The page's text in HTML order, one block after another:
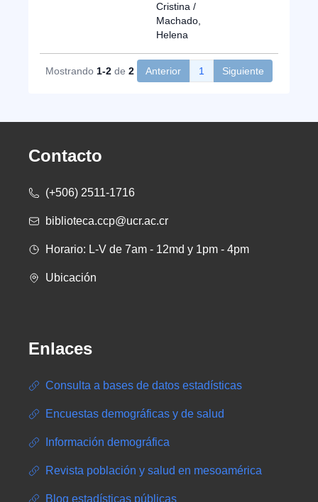
Cristina /
Machado,
Helena
Mostrando 1-2 de 2 Anterior 1 Siguiente
Contacto
(+506) 2511-1716
biblioteca.ccp@ucr.ac.cr
Horario: L-V de 7am - 12md y 1pm - 4pm
Ubicación
Enlaces
Consulta a bases de datos estadísticas
Encuestas demográficas y de salud
Información demográfica
Revista población y salud en mesoamérica
Blog estadísticas públicas